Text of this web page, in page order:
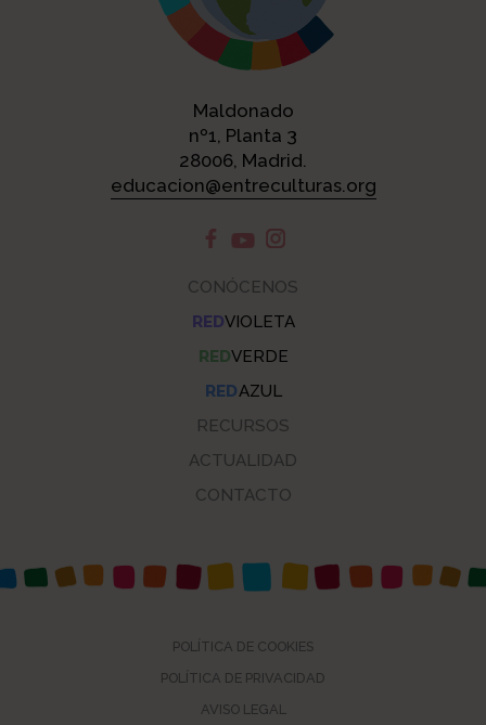
Maldonado
nº1, Planta 3
28006, Madrid.
educacion@entreculturas.org
CONÓCENOS
REDVIOLETA
REDVERDE
REDAZUL
RECURSOS
ACTUALIDAD
CONTACTO
POLÍTICA DE COOKIES
POLÍTICA DE PRIVACIDAD
AVISO LEGAL